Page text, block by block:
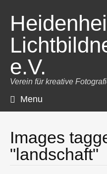
e.V.
Verein für kreative
Menu
Images
"landschaft"